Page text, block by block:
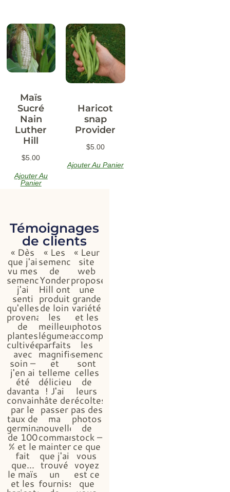
Maïs
Sucré
Nain
Luther
Hill
$5.00
Ajouter Au
Panier
Haricot
snap
Provider
$5.00
Ajouter Au Panier
Témoignages
de clients
« Dès
que j'ai
vu mes
semences,
j'ai
senti
qu'elles
provenaient
de
plantes
cultivées
avec
soin –
j'en ai
été
davantage
convaincue
par le
taux de
germination
de 100
% et le
fait
que...
le maïs
et les
« Les
semences
de
Yonder
Hill ont
produit
de loin
les
meilleurs
légumes,
parfaits,
magnifiques
et
tellement
délicieux
! J'ai
hâte de
passer
ma
nouvelle
commande,
maintenant
que j'ai
trouvé
un
fournisseur
« Leur
site
web
propose
une
grande
variété
et les
photos
accompagnant
les
semences
sont
celles
de
leurs
récoltes,
pas des
photos
de
stock –
ce que
vous
voyez
est ce
que